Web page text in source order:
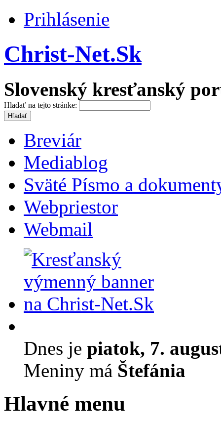
Prihlásenie
Christ-Net.Sk
Slovenský kresťanský
Hladať na tejto stránke:
Breviár
Mediablog
Sväté Písmo a
Webpriestor
Webmail
Dnes je piatok, 7.
Meniny má Štefánia
Hlavné menu